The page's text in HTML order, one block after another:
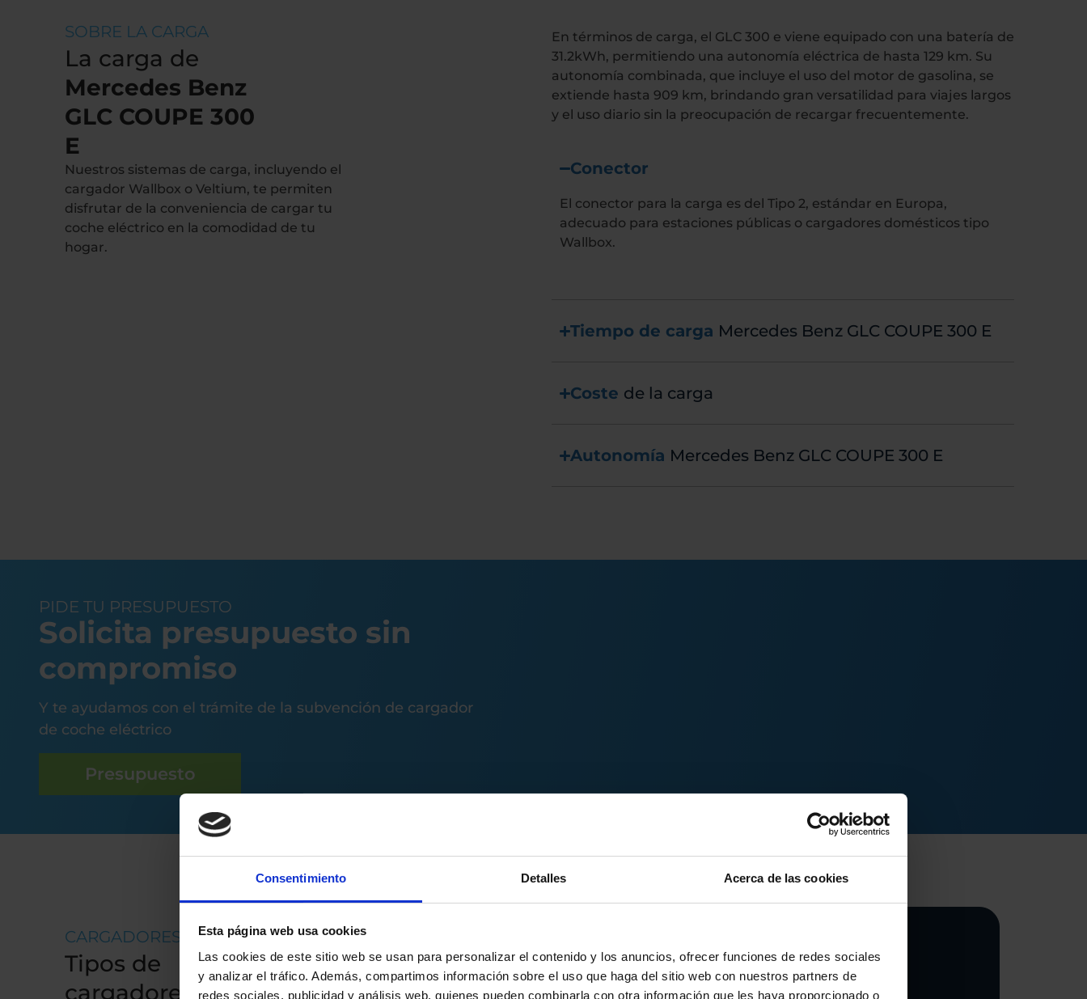
Consentimiento Detalles Acerca de las cookies
Esta página web usa cookies
Las cookies de este sitio web se usan para personalizar el contenido y los anuncios, ofrecer funciones de redes sociales
y analizar el tráfico. Además, compartimos información sobre el uso que haga del sitio web con nuestros partners de
redes sociales, publicidad y análisis web, quienes pueden combinarla con otra información que les haya proporcionado o
SOBRE LA CARGA
La carga de
Mercedes Benz
GLC COUPE 300
E
Nuestros sistemas de carga, incluyendo el
cargador Wallbox o Veltium, te permiten
disfrutar de la conveniencia de cargar tu
coche eléctrico en la comodidad de tu
hogar.
En términos de carga, el GLC 300 e viene equipado con una batería de
31.2kWh, permitiendo una autonomía eléctrica de hasta 129 km. Su
autonomía combinada, que incluye el uso del motor de gasolina, se
extiende hasta 909 km, brindando gran versatilidad para viajes largos
y el uso diario sin la preocupación de recargar frecuentemente.
Conector
El conector para la carga es del Tipo 2, estándar en Europa,
adecuado para estaciones públicas o cargadores domésticos tipo
Wallbox.
Tiempo de carga Mercedes Benz GLC COUPE 300 E
Coste de la carga
Autonomía Mercedes Benz GLC COUPE 300 E
PIDE TU PRESUPUESTO
Solicita presupuesto sin
compromiso
Y te ayudamos con el trámite de la subvención de cargador
de coche eléctrico
Presupuesto
CARGADORES
Tipos de
cargadores
Cargador
Cargador